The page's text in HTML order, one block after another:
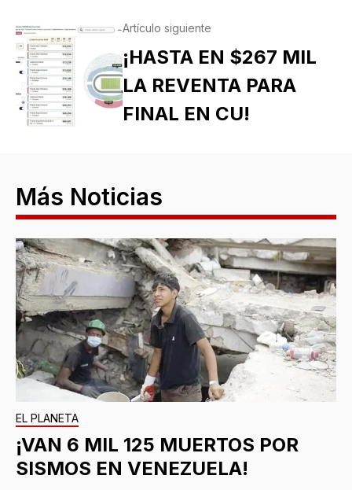
Artículo siguiente
¡HASTA EN $267 MIL
LA REVENTA PARA
FINAL EN CU!
Más Noticias
EL PLANETA
¡VAN 6 MIL 125 MUERTOS POR
SISMOS EN VENEZUELA!